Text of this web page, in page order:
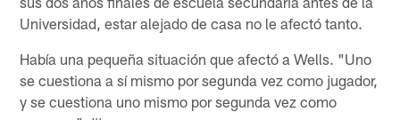
Universidad, estar alejado de casa no le afectó tanto.
Había una pequeña situación que afectó a Wells. "Uno
se cuestiona a sí mismo por segunda vez como jugador,
y se cuestiona uno mismo por segunda vez como